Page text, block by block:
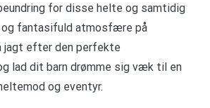
for disse helte og samtidig
og fantasifuld atmosfære på
jagt efter den perfekte
lad dit barn drømme sig væk til en
og eventyr.